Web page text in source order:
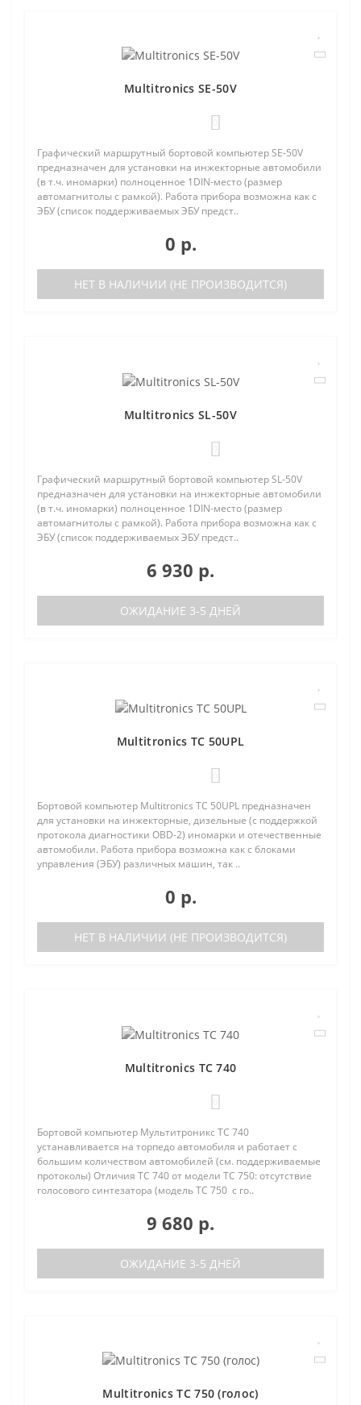
Multitronics SE-50V
Графический маршрутный бортовой компьютер SE-50V
предназначен для установки на инжекторные автомобили
(в т.ч. иномарки) полноценное 1DIN-место (размер
автомагнитолы с рамкой). Работа прибора возможна как с
ЭБУ (список поддерживаемых ЭБУ предст..
0 р.
НЕТ В НАЛИЧИИ (НЕ ПРОИЗВОДИТСЯ)
Multitronics SL-50V
Графический маршрутный бортовой компьютер SL-50V
предназначен для установки на инжекторные автомобили
(в т.ч. иномарки) полноценное 1DIN-место (размер
автомагнитолы с рамкой). Работа прибора возможна как с
ЭБУ (список поддерживаемых ЭБУ предст..
6 930 р.
ОЖИДАНИЕ 3-5 ДНЕЙ
Multitronics TC 50UPL
Бортовой компьютер Multitronics TC 50UPL предназначен
для установки на инжекторные, дизельные (с поддержкой
протокола диагностики OBD-2) иномарки и отечественные
автомобили. Работа прибора возможна как с блоками
управления (ЭБУ) различных машин, так ..
0 р.
НЕТ В НАЛИЧИИ (НЕ ПРОИЗВОДИТСЯ)
Multitronics TC 740
Бортовой компьютер Мультитроникс TC 740
устанавливается на торпедо автомобиля и работает с
большим количеством автомобилей (см. поддерживаемые
протоколы) Отличия TC 740 от модели TC 750: отсутствие
голосового синтезатора (модель TC 750 с го..
9 680 р.
ОЖИДАНИЕ 3-5 ДНЕЙ
Multitronics TC 750 (голос)